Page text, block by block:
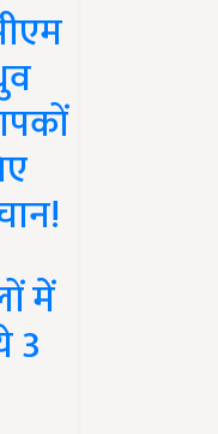
में
3